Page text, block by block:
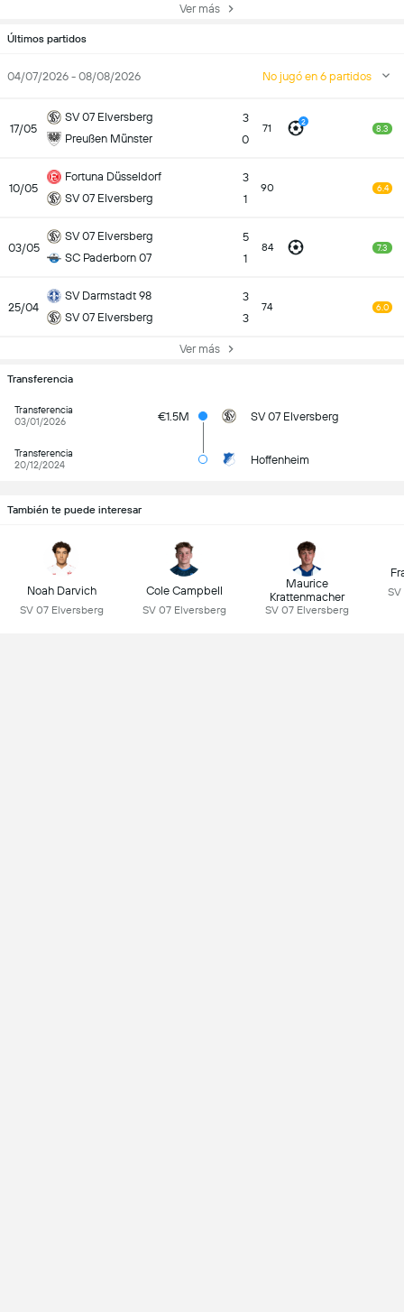
Ver más
Últimos partidos
04/07/2026 - 08/08/2026 No jugó en 6 partidos
17/05
SV 07 Elversberg
Preußen Münster
3
0
71 2
8.3
10/05
Fortuna Düsseldorf
SV 07 Elversberg
3
1
90 6.4
03/05
SV 07 Elversberg
SC Paderborn 07
5
1
84 7.3
25/04
SV Darmstadt 98
SV 07 Elversberg
3
3
74 6.0
Ver más
Transferencia
Transferencia
03/01/2026
€1.5M SV 07 Elversberg
Transferencia
20/12/2024
Hoffenheim
También te puede interesar
Noah Darvich
SV 07 Elversberg
Cole Campbell
SV 07 Elversberg
Maurice
Krattenmacher
SV 07 Elversberg